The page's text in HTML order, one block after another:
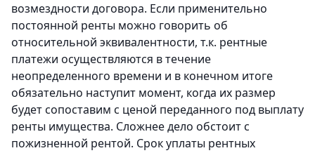
возмездности договора. Если применительно
постоянной ренты можно говорить об
относительной эквивалентности, т.к. рентные
платежи осуществляются в течение
неопределенного времени и в конечном итоге
обязательно наступит момент, когда их размер
будет сопоставим с ценой переданного под выплату
ренты имущества. Сложнее дело обстоит с
пожизненной рентой. Срок уплаты рентных